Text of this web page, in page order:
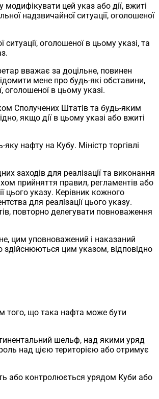
цей указ або дії, вжиті
надзвичайної ситуації, оголошеної
оголошеної в цьому указі, та
вважає за доцільне, повинен
мене про будь-які обставини,
оголошеної в цьому указі.
Сполучених Штатів та будь-яким
якщо дії в цьому указі або вжиті
нафту на Кубу. Міністр торгівлі
заходів для реалізації та виконання
прийняття правил, регламентів або
цього указу. Керівник кожного
для реалізації цього указу.
повторно делегувати повноваження
цим уповноважений і наказаний
здійснюються цим указом, відповідно
того, що така нафта може бути
шельф, над якими уряд
над цією територією або отримує
або контролюється урядом Куби або